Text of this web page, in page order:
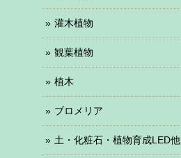
灌木植物
観葉植物
植木
ブロメリア
土・化粧石・植物育成LED他